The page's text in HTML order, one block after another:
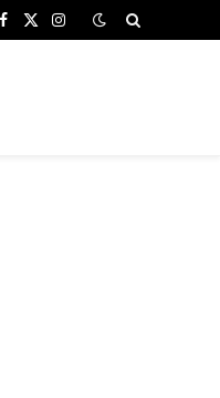
Facebook
X
Instagram